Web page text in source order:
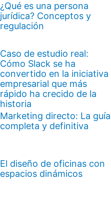
¿Qué es una persona
jurídica? Conceptos y
regulación
Caso de estudio real:
Cómo Slack se ha
convertido en la iniciativa
empresarial que más
rápido ha crecido de la
historia
Marketing directo: La guía
completa y definitiva
El diseño de oficinas con
espacios dinámicos